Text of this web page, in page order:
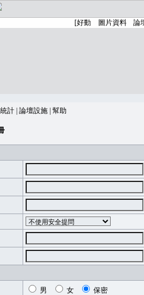
統計 論壇設施 幫助
男 女
保密